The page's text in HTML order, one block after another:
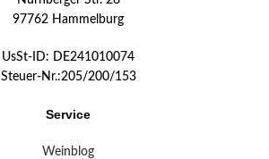
97762 Hammelburg
UsSt-ID: DE241010074
Steuer-Nr.:205/200/153
Service
Weinblog